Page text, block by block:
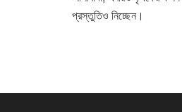
প্রস্তুতিও নিচ্ছেন।